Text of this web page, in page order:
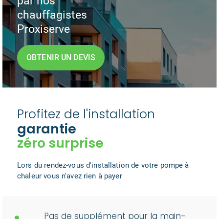
chauffagistes
Proxiserve
OBTENIR UN DEVIS
Profitez de l'installation
garantie
zéro surprise
Lors du rendez-vous d'installation de votre pompe à
chaleur vous n'avez rien à payer
Pas de supplément pour la main-